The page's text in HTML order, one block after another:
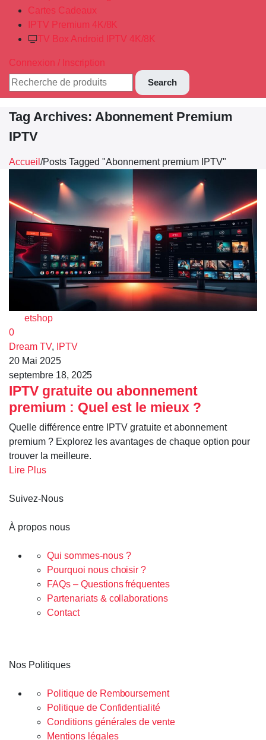
Cartes Cadeaux
IPTV Premium 4K/8K
TV Box Android IPTV 4K/8K
Connexion / Inscription
Search
Tag Archives: Abonnement Premium
IPTV
Accueil /Posts Tagged "Abonnement premium IPTV"
etshop
0
Dream TV,
IPTV
20 Mai 2025
septembre 18, 2025
IPTV gratuite ou abonnement
premium : Quel est le mieux ?
Quelle différence entre IPTV gratuite et abonnement
premium ? Explorez les avantages de chaque option pour
trouver la meilleure.
Lire Plus
Suivez-Nous
À propos nous
Qui sommes-nous ?
Pourquoi nous choisir ?
FAQs – Questions fréquentes
Partenariats & collaborations
Contact
Nos Politiques
Politique de Remboursement
Politique de Confidentialité
Conditions générales de vente
Mentions légales